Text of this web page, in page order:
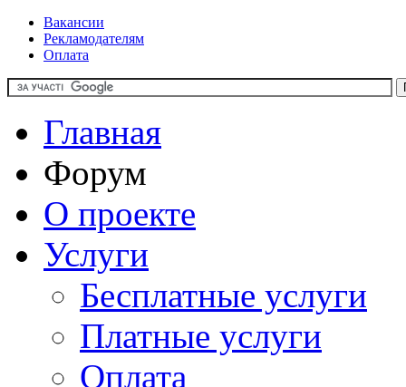
Вакансии
Рекламодателям
Оплата
Главная
Форум
О проекте
Услуги
Бесплатные услуги
Платные услуги
Оплата